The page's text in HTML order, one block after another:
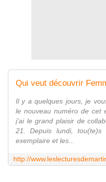
Il y a quelques jours, je
le nouveau numéro de cet
j'ai le grand plaisir de
21. Depuis lundi,
exemplaire et les...